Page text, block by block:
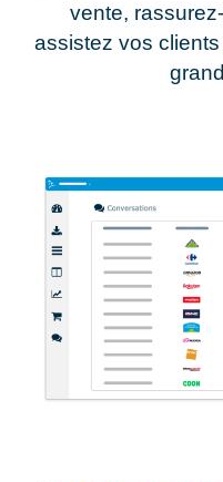
vente,
assistez vos